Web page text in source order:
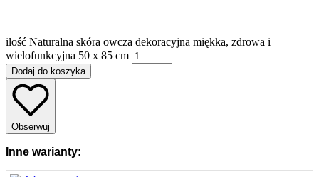
ilość Naturalna skóra owcza dekoracyjna miękka, zdrowa i
wielofunkcyjna 50 x 85 cm
Dodaj do koszyka
Obserwuj
Inne warianty: